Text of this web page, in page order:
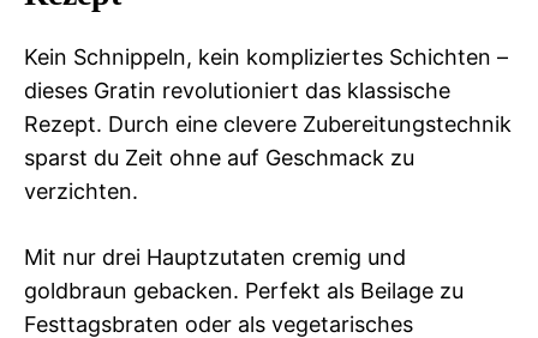
Kein Schnippeln, kein kompliziertes Schichten –
dieses Gratin revolutioniert das klassische
Rezept. Durch eine clevere Zubereitungstechnik
sparst du Zeit ohne auf Geschmack zu
verzichten.
Mit nur drei Hauptzutaten cremig und
goldbraun gebacken. Perfekt als Beilage zu
Festtagsbraten oder als vegetarisches